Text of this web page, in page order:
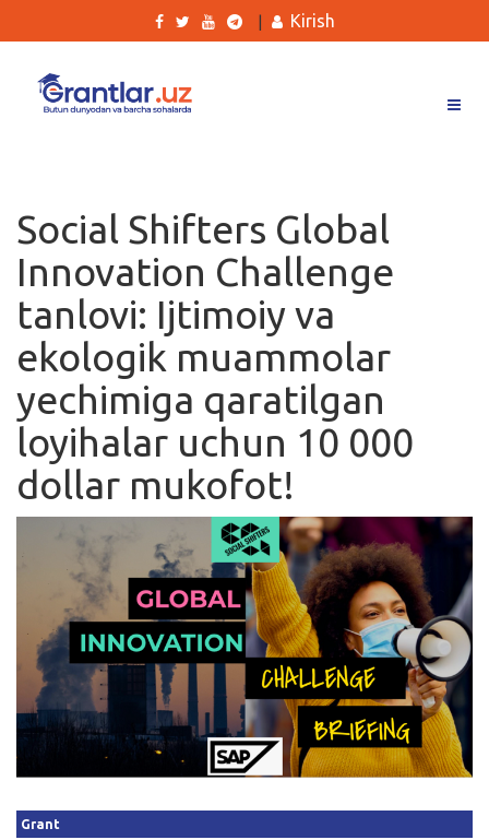
Ishlar
Kurslar
Blog
Yana
Qidirish
Kirish
Kirish
Social Shifters Global
Innovation Challenge
tanlovi: Ijtimoiy va
ekologik muammolar
yechimiga qaratilgan
loyihalar uchun 10 000
dollar mukofot!
Grant